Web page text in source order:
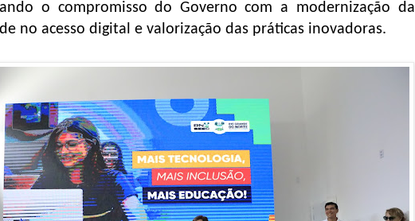
o compromisso do Governo com a modernização da
no acesso digital e valorização das práticas inovadoras.